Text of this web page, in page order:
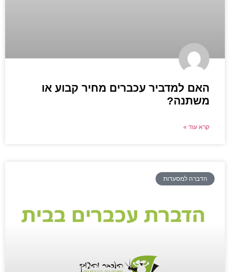
האם למדביר עכברים מחיר קבוע או
משתנה?
קרא עוד »
הדברה למסעדות